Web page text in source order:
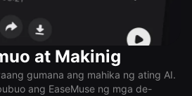
at Makinig
gumana ang mahika ng ating AI.
ang EaseMuse ng mga de-